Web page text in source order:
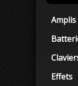
Amplis
Effets